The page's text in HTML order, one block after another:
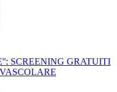
SCREENING GRATUITI